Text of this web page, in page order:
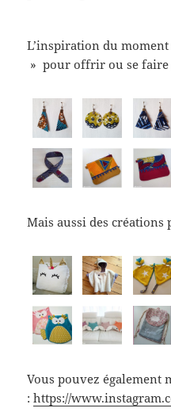
L’inspiration du moment
» pour offrir ou se
Mais aussi des créations
Vous pouvez également
:https://